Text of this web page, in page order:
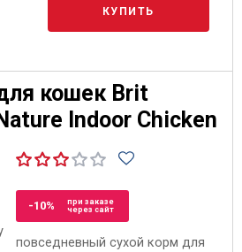
КУПИТЬ
кошек Brit
Indoor Chicken
-10%
при заказе
через сайт
повседневный сухой корм для